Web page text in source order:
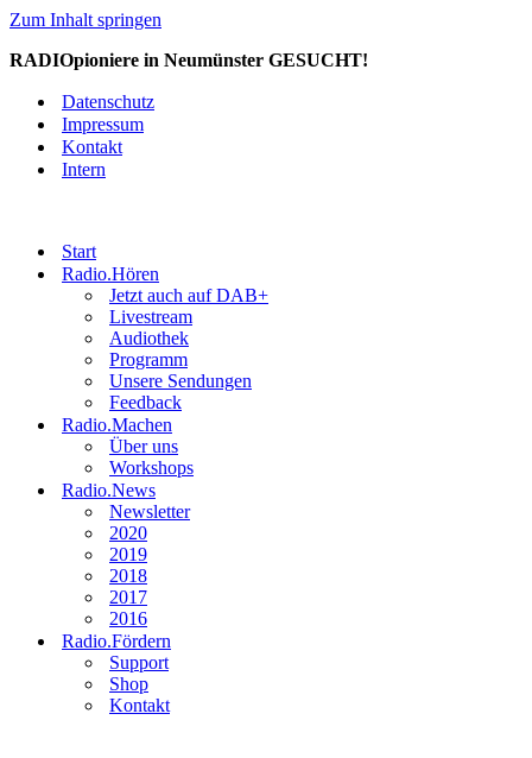
Zum Inhalt springen
RADIOpioniere in Neumünster GESUCHT!
Datenschutz
Impressum
Kontakt
Intern
Start
Radio.Hören
Jetzt auch auf DAB+
Livestream
Audiothek
Programm
Unsere Sendungen
Feedback
Radio.Machen
Über uns
Workshops
Radio.News
Newsletter
2020
2019
2018
2017
2016
Radio.Fördern
Support
Shop
Kontakt